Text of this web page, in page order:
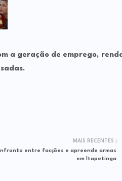
a geração de emprego,
MAIS RECENTES
entre facções e apreende armas
em Itapetinga